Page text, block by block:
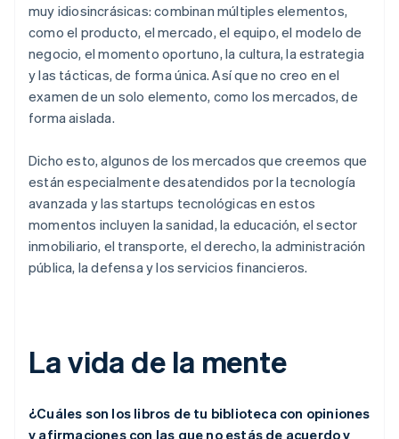
muy idiosincrásicas: combinan múltiples elementos,
como el producto, el mercado, el equipo, el modelo de
negocio, el momento oportuno, la cultura, la estrategia
y las tácticas, de forma única. Así que no creo en el
examen de un solo elemento, como los mercados, de
forma aislada.
Dicho esto, algunos de los mercados que creemos que
están especialmente desatendidos por la tecnología
avanzada y las startups tecnológicas en estos
momentos incluyen la sanidad, la educación, el sector
inmobiliario, el transporte, el derecho, la administración
pública, la defensa y los servicios financieros.
La vida de la mente
¿Cuáles son los libros de tu biblioteca con opiniones
y afirmaciones con las que no estás de acuerdo y